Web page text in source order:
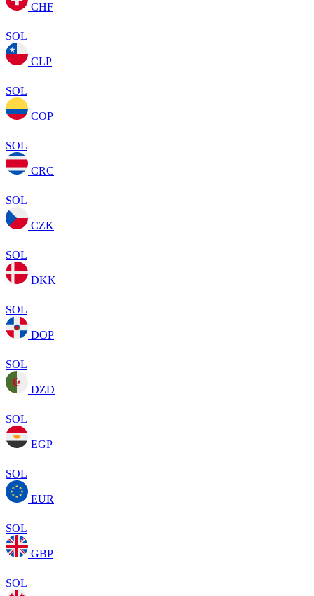
CHF
SOL
CLP
SOL
COP
SOL
CRC
SOL
CZK
SOL
DKK
SOL
DOP
SOL
DZD
SOL
EGP
SOL
EUR
SOL
GBP
SOL